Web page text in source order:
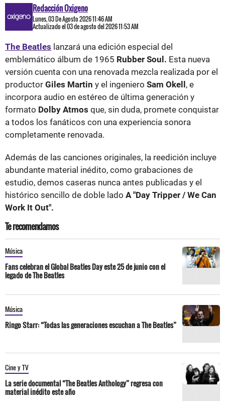
Redacción Oxigeno
Lunes, 03 De Agosto 2026 11:46 AM
Actualizado el 03 de agosto del 2026 11:53 AM
The Beatles lanzará una edición especial del
emblemático álbum de 1965 Rubber Soul. Esta nueva
versión cuenta con una renovada mezcla realizada por el
productor Giles Martin y el ingeniero Sam Okell , e
incorpora audio en estéreo de última generación y
formato Dolby Atmos que, sin duda, promete conquistar
a todos los fanáticos con una experiencia sonora
completamente renovada.
Además de las canciones originales, la reedición incluye
abundante material inédito, como grabaciones de
estudio, demos caseras nunca antes publicadas y el
histórico sencillo de doble lado A "Day Tripper / We Can
Work It Out".
Te recomendamos
Música
Fans celebran el Global Beatles Day este 25 de junio con el
legado de The Beatles
Música
Ringo Starr: “Todas las generaciones escuchan a The Beatles”
Cine y TV
La serie documental “The Beatles Anthology” regresa con
material inédito este año